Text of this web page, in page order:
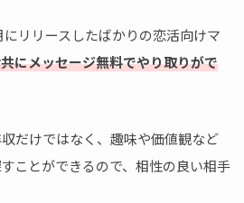
リリースしたばかりの恋活向けマ
にメッセージ無料でやり取りがで
だけではなく、趣味や価値観など
ことができるので、相性の良い相手